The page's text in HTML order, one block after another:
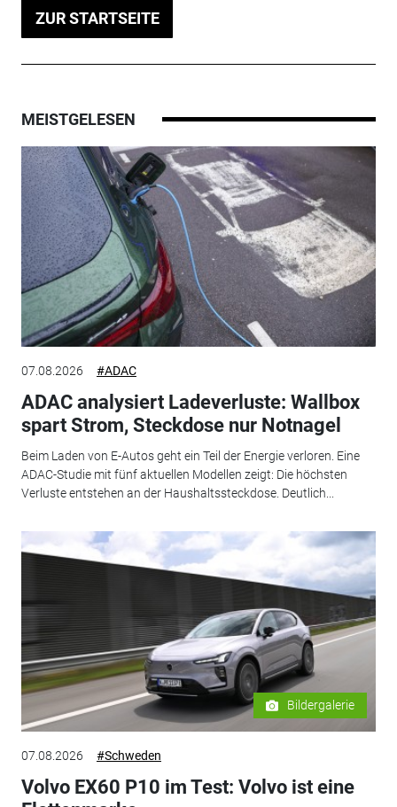
ZUR STARTSEITE
MEISTGELESEN
07.08.2026 #ADAC
ADAC analysiert Ladeverluste: Wallbox
spart Strom, Steckdose nur Notnagel
Beim Laden von E-Autos geht ein Teil der Energie verloren. Eine
ADAC-Studie mit fünf aktuellen Modellen zeigt: Die höchsten
Verluste entstehen an der Haushaltssteckdose. Deutlich...
Bildergalerie
07.08.2026 #Schweden
Volvo EX60 P10 im Test: Volvo ist eine